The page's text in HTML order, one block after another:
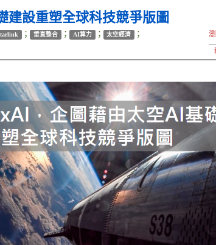
建設重塑全球科技競爭版圖
； 垂直整合 ； AI算力 ； 太空經濟 ；